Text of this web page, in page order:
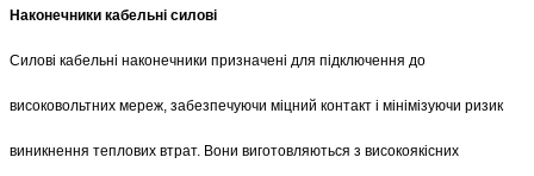
Наконечники кабельні силові
Силові кабельні наконечники призначені для підключення до
високовольтних мереж, забезпечуючи міцний контакт і мінімізуючи ризик
виникнення теплових втрат. Вони виготовляються з високоякісних